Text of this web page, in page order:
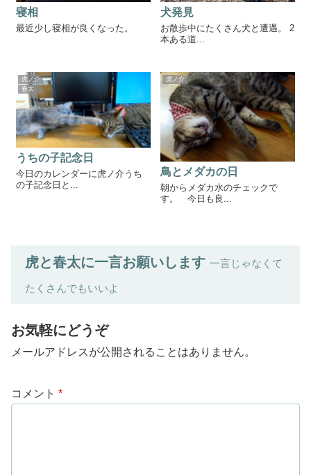
寝相
最近少し寝相が良くなった。
犬発見
お散歩中にたくさん犬と遭遇。 2
本ある道...
虎ノ介
春太
うちの子記念日
今日のカレンダーに虎ノ介うち
の子記念日と...
虎ノ介
鳥とメダカの日
朝からメダカ水のチェックで
す。 今日も良...
虎と春太に一言お願いします 一言じゃなくて
たくさんでもいいよ
お気軽にどうぞ
メールアドレスが公開されることはありません。
コメント *